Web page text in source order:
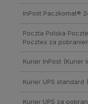
InPost Paczkomat®
Poczta Polska
Pocztex za
Kurier InPost(Kurier
Kurier UPS standard
Kurier UPS za